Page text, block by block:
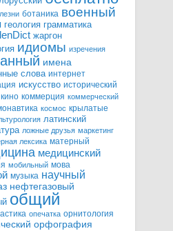
ботаника военный
геология грамматика
жаргон
идиомы изречения
имена
слова интернет
искусство исторический
кино коммерция коммерческий
космос крылатые
латинский
ложные друзья маркетинг
лексика матерный
медицинский
мобильный мова
музыка научный
нефтегазовый
общий
опечатка орнитология
орфография